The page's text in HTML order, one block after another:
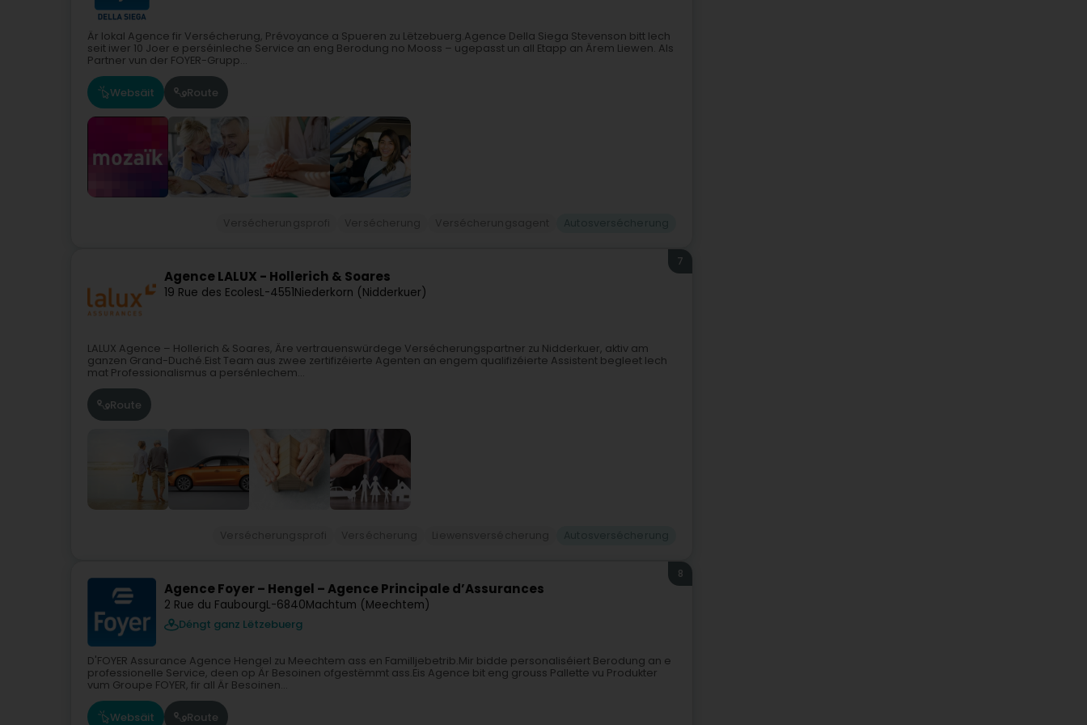
Är lokal Agence fir Versécherung, Prévoyance a Spueren zu Lëtzebuerg.Agence Della Siega Stevenson bitt Iech
seit iwer 10 Joer e perséinleche Service an eng Berodung no Mooss – ugepasst un all Etapp an Ärem Liewen. Als
Partner vun der FOYER-Grupp...
Websäit Route
Agence LALUX - Hollerich & Soares
19 Rue des EcolesL-4551Niederkorn (Nidderkuer)
7
LALUX Agence – Hollerich & Soares, Äre vertrauenswürdege Versécherungspartner zu Nidderkuer, aktiv am
ganzen Grand-Duché.Eist Team aus zwee zertifizéierte Agenten an engem qualifizéierte Assistent begleet Iech
mat Professionalismus a persénlechem...
Route
Agence Foyer – Hengel – Agence Principale d’Assurances
2 Rue du FaubourgL-6840Machtum (Meechtem)
Déngt ganz Lëtzebuerg
8
D'FOYER Assurance Agence Hengel zu Meechtem ass en Familljebetrib.Mir bidde personaliséiert Berodung an e
professionelle Service, deen op Är Besoinen ofgestëmmt ass.Eis Agence bit eng grouss Pallette vu Produkter
vum Groupe FOYER, fir all Är Besoinen...
Websäit Route